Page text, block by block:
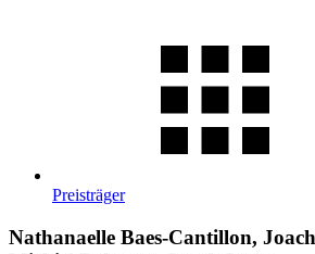
Preisträger
Nathanaelle Baes-Cantillon,